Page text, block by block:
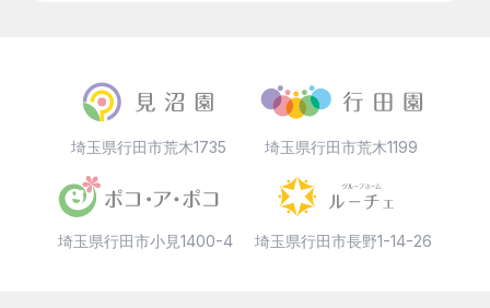
埼玉県行田市荒木1735 埼玉県行田市荒木1199
埼玉県行田市小見1400-4 埼玉県行田市長野1-14-26